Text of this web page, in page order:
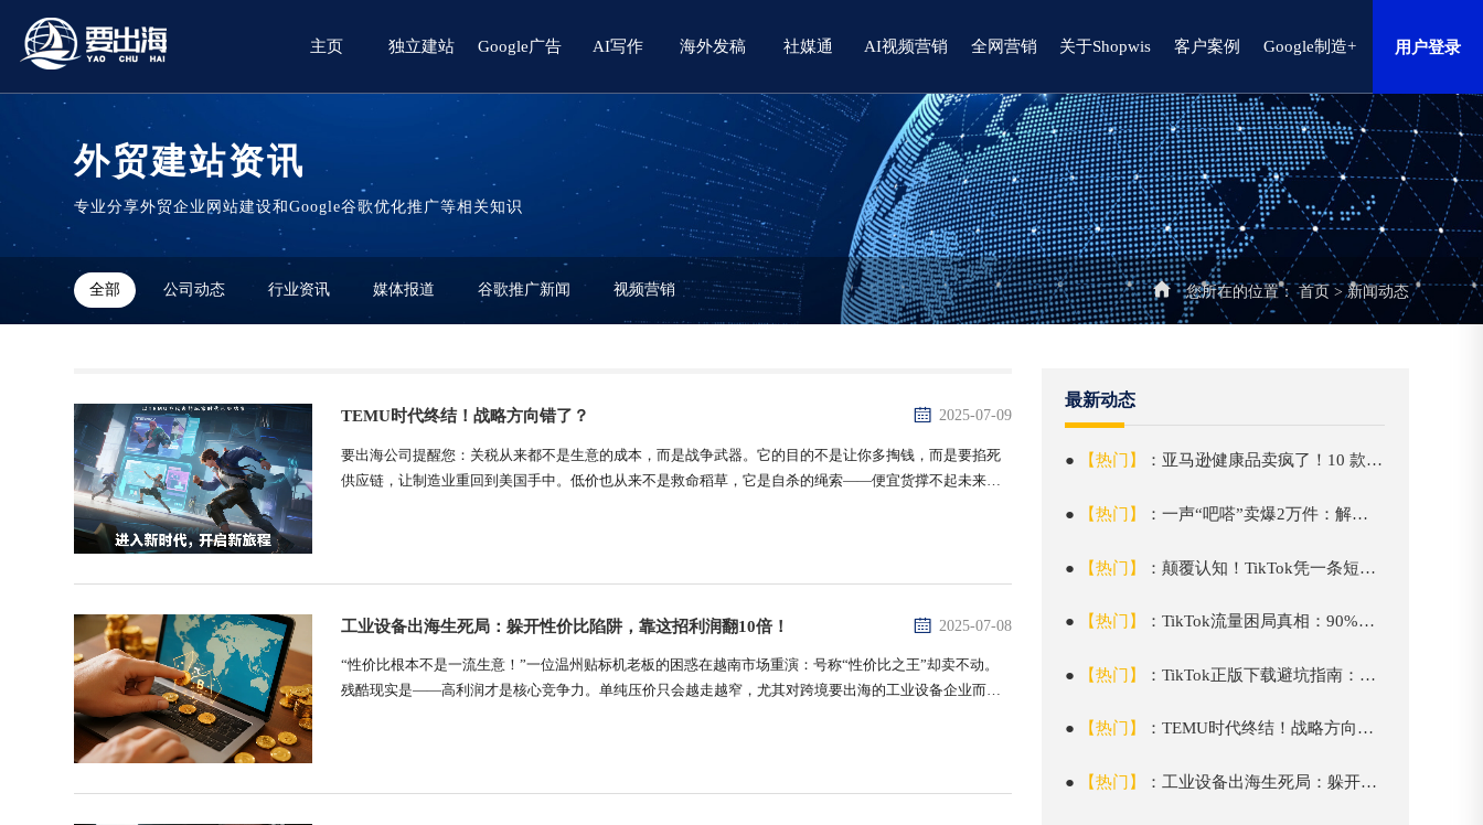
用户登录
主页 独立建站 Google广告 AI写作 海外发稿 社媒通 AI视频营销 全网营销 关于Shopwis 客户案例 Google制造+
外贸建站资讯
专业分享外贸企业网站建设和Google谷歌优化推广等相关知识
您所在的位置： 首页 >新闻动态
全部 公司动态 行业资讯 媒体报道 谷歌推广新闻 视频营销
最新动态
● 【热门】 ：亚马逊健康品卖疯了！10 款爆款月销百万美金，四大赛道成黄金风口
● 【热门】 ：一声“吧嗒”卖爆2万件：解码TikTok美区磁吸充电宝的登顶之路
● 【热门】 ：颠覆认知！TikTok凭一条短视频，让滞销11年的小说狂卖百万册，出海品牌必抄
● 【热门】 ：TikTok流量困局真相：90%账号中招的限流陷阱与破局实战
● 【热门】 ：TikTok正版下载避坑指南：0基础开通带货橱窗全流程
● 【热门】 ：TEMU时代终结！战略方向错了？
● 【热门】 ：工业设备出海生死局：躲开性价比陷阱，靠这招利润翻10倍！
2025-07-09
TEMU时代终结！战略方向错了？
要出海公司提醒您：关税从来都不是生意的成本，而是战争武器。它的目的不是让你多掏钱，而是要掐死
供应链，让制造业重回到美国手中。低价也从来不是救命稻草，它是自杀的绳索——便宜货撑不起未来，
2025-07-08
工业设备出海生死局：躲开性价比陷阱，靠这招利润翻10倍！
“性价比根本不是一流生意！”一位温州贴标机老板的困惑在越南市场重演：号称“性价比之王”却卖不动。
残酷现实是——高利润才是核心竞争力。单纯压价只会越走越窄，尤其对跨境要出海的工业设备企业而